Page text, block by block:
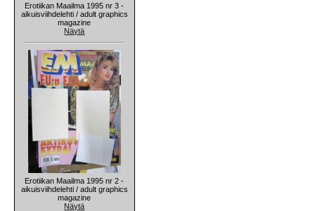
Erotiikan Maailma 1995 nr 3 -
aikuisviihdelehti / adult graphics
magazine
Näytä
Erotiikan Maailma 1995 nr 2 -
aikuisviihdelehti / adult graphics
magazine
Näytä